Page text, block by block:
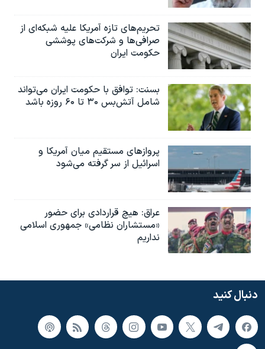
تحریم‌های تازه آمریکا علیه شبکه‌ای از
صرافی‌ها و شرکت‌های پوششی
حکومت ایران
بسنت: توافق با حکومت ایران می‌تواند
شامل آتش‌بس ۳۰ تا ۶۰ روزه باشد
پروازهای مستقیم میان آمریکا و
اسرائیل از سر گرفته می‌شود
عراق: هیچ قراردادی برای حضور
«مستشاران نظامی» جمهوری اسلامی
نداریم
دنبال کنید